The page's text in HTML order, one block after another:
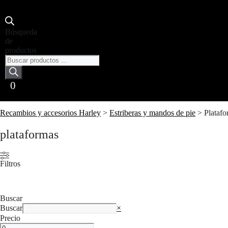
Recambios y accesorios Harley > Estriberas y mandos de pie >
Búsqueda
de
productos
0
plataformas
Filtros
Buscar
Buscar
×
Precio